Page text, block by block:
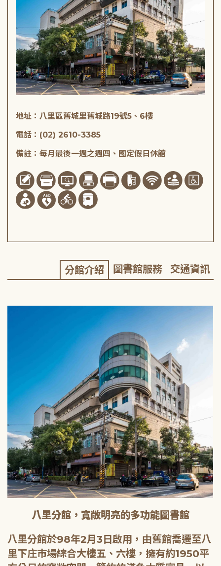
地址：八里區舊城里舊城路19號5、6樓
電話：(02) 2610-3385
備註：每月最後一週之週四、國定假日休館
分館介紹 圖書館服務 交通資訊
八里分館，寬敞明亮的多功能圖書館
八里分館於98年2月3日啟用，由舊館喬遷至八
里下庄市場綜合大樓五、六樓，擁有約1950平